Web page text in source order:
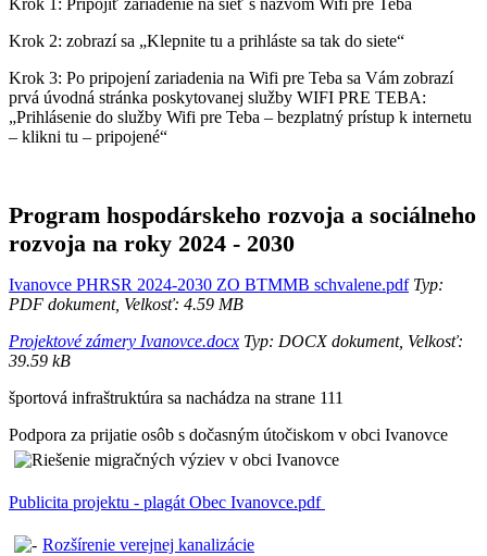
Krok 1: Pripojiť zariadenie na sieť s názvom Wifi pre Teba
Krok 2: zobrazí sa „Klepnite tu a prihláste sa tak do siete“
Krok 3: Po pripojení zariadenia na Wifi pre Teba sa Vám zobrazí
prvá úvodná stránka poskytovanej služby WIFI PRE TEBA:
„Prihlásenie do služby Wifi pre Teba – bezplatný prístup k internetu
– klikni tu – pripojené“
Program hospodárskeho rozvoja a sociálneho
rozvoja na roky 2024 - 2030
Ivanovce PHRSR 2024-2030 ZO BTMMB schvalene.pdfTyp:
PDF dokument, Velkosť: 4.59 MB
Projektové zámery Ivanovce.docx Typ: DOCX dokument, Velkosť:
39.59 kB
športová infraštruktúra sa nachádza na strane 111
Podpora za prijatie osôb s dočasným útočiskom v obci Ivanovce
Publicita projektu - plagát Obec Ivanovce.pdf
Rozšírenie verejnej kanalizácie